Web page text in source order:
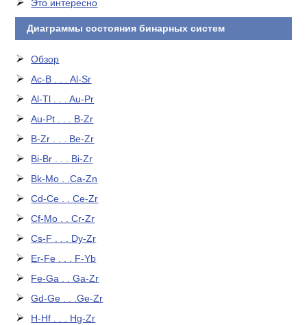
Это интересно
Диаграммы состояния бинарных систем
Обзор
Ac-B . . . Al-Sr
Al-Tl . . . Au-Pr
Au-Pt . . . B-Zr
B-Zr . . . Be-Zr
Bi-Br . . . Bi-Zr
Bk-Mo . .Ca-Zn
Cd-Ce . . Ce-Zr
Cf-Mo . . Cr-Zr
Cs-F . . . Dy-Zr
Er-Fe . . . F-Yb
Fe-Ga . . Ga-Zr
Gd-Ge . . .Ge-Zr
H-Hf . . . Hg-Zr